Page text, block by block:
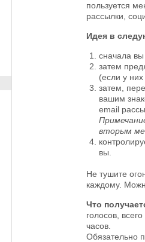
пользуется
рассылки,
Идея в
сначала вы
затем
(если у
затем,
вашим
email
вторым
вы.
Не тушите
каждому.
Что
голосов,
часов.
Обязательно